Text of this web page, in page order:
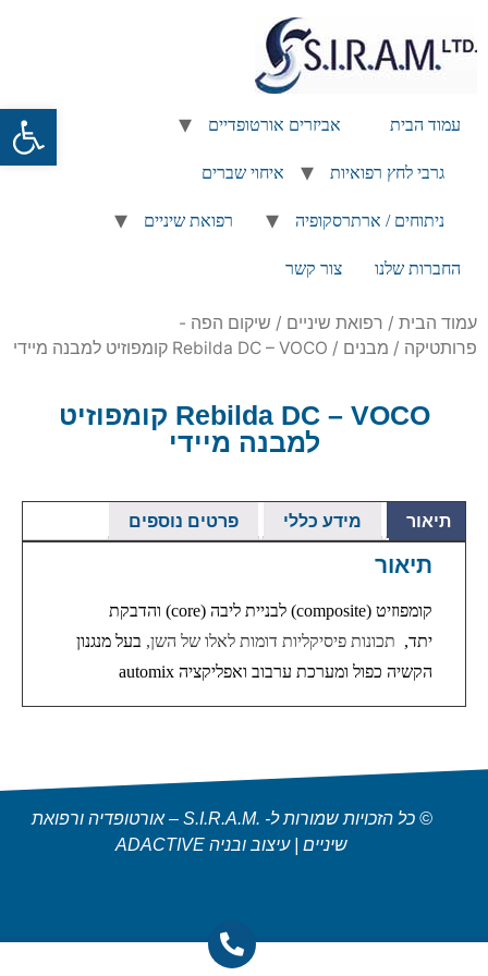
עמוד הבית אביזרים אורטופדיים
גרבי לחץ רפואיות איחוי שברים
ניתוחים / ארתרסקופיה רפואת שיניים
החברות שלנו צור קשר
עמוד הבית / רפואת שיניים / שיקום הפה -
פרותטיקה / מבנים / Rebilda DC – VOCO קומפוזיט למבנה מיידי
Rebilda DC – VOCO קומפוזיט
למבנה מיידי
תיאור מידע כללי פרטים נוספים
תיאור
קומפוזיט (composite) לבניית ליבה (core) והדבקת
יתד, תכונות פיסיקליות דומות לאלו של השן, בעל מנגנון
הקשיה כפול ומערכת ערבוב ואפליקציה automix
© כל הזכויות שמורות ל- .S.I.R.A.M – אורטופדיה ורפואת
שיניים | עיצוב ובניה ADACTIVE